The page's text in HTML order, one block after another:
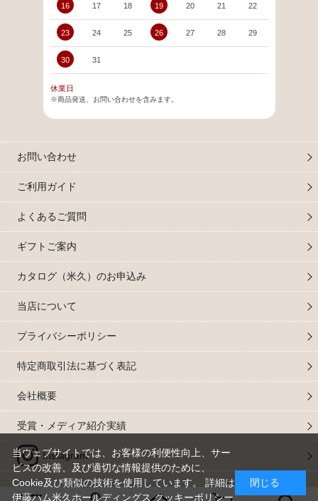
16 17 18 19 20 21 22
23 24 25 26 27 28 29
30 31
休業日
※商品発送、お問い合わせを含みます。
お問い合わせ
ご利用ガイド
よくあるご質問
ギフトご案内
カタログ（米久）のお申込み
当店について
プライバシーポリシー
特定商取引法に基づく表記
会社概要
受賞・メディア紹介実績
Instagram
当ウェブサイトでは、お客様の利便性向上、サー
ビスの改善、及び適切な情報提供のために、
Cookie及び類似の技術を使用しています。 詳細は
伊藤ハム米久ホールディングス クッキーポリシー
閉じる